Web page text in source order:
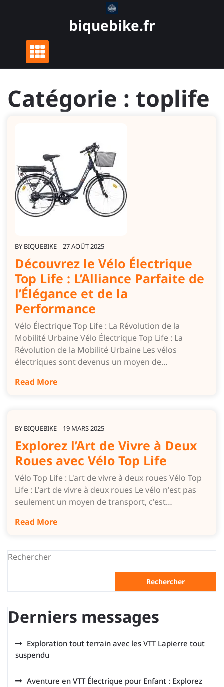
biquebike.fr
Catégorie : toplife
BY BIQUEBIKE 27 AOÛT 2025
Découvrez le Vélo Électrique
Top Life : L’Alliance Parfaite de
l’Élégance et de la
Performance
Vélo Électrique Top Life : La Révolution de la
Mobilité Urbaine Vélo Électrique Top Life : La
Révolution de la Mobilité Urbaine Les vélos
électriques sont devenus un moyen de…
Read More
BY BIQUEBIKE 19 MARS 2025
Explorez l’Art de Vivre à Deux
Roues avec Vélo Top Life
Vélo Top Life : L'art de vivre à deux roues Vélo Top
Life : L'art de vivre à deux roues Le vélo n'est pas
seulement un moyen de transport, c'est…
Read More
Rechercher
Rechercher
Derniers messages
Exploration tout terrain avec les VTT Lapierre tout
suspendu
Aventure en VTT Électrique pour Enfant : Explorez